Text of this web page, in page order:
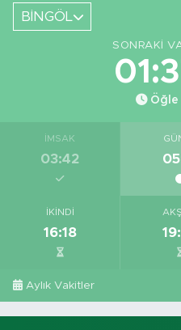
BİNGÖL
SONRAKI
Öğle
İMSAK
03:42
İKINDI
16:18
Aylık Vakitler